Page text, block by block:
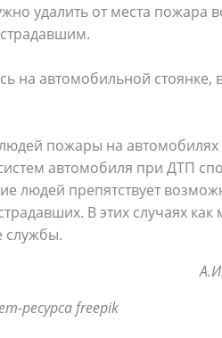
удалить от места пожара
на автомобильной стоянке,
пожары на
автомобиля при ДТП
людей препятствует
В этих случаях
службы.
ресурса freepik